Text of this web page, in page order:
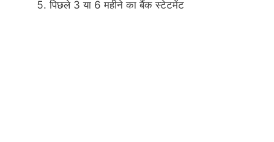
पिछले 3 या 6 महीने का बैंक स्टेटमेंट